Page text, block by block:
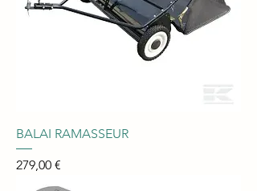
BALAI RAMASSEUR
Prix
279,00 €